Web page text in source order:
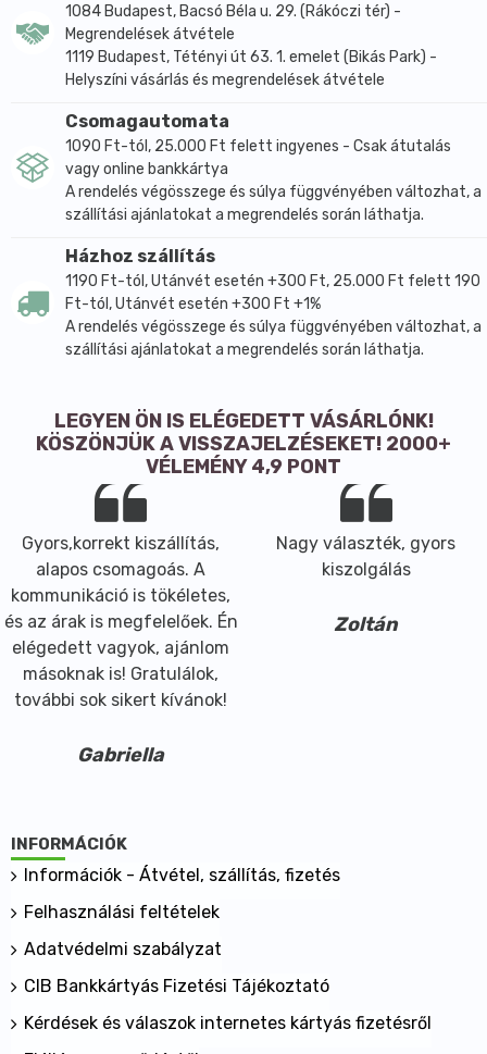
1084 Budapest, Bacsó Béla u. 29. (Rákóczi tér) -
Megrendelések átvétele
1119 Budapest, Tétényi út 63. 1. emelet (Bikás Park) -
Helyszíni vásárlás és megrendelések átvétele
Csomagautomata
1090 Ft-tól, 25.000 Ft felett ingyenes - Csak átutalás
vagy online bankkártya
A rendelés végösszege és súlya függvényében változhat, a
szállítási ajánlatokat a megrendelés során láthatja.
Házhoz szállítás
1190 Ft-tól, Utánvét esetén +300 Ft, 25.000 Ft felett 190
Ft-tól, Utánvét esetén +300 Ft +1%
A rendelés végösszege és súlya függvényében változhat, a
szállítási ajánlatokat a megrendelés során láthatja.
LEGYEN ÖN IS ELÉGEDETT VÁSÁRLÓNK!
KÖSZÖNJÜK A VISSZAJELZÉSEKET! 2000+
VÉLEMÉNY 4,9 PONT
Gyors,korrekt kiszállítás,
alapos csomagoás. A
kommunikáció is tökéletes,
és az árak is megfelelőek. Én
elégedett vagyok, ajánlom
másoknak is! Gratulálok,
további sok sikert kívánok!
Gabriella
Nagy választék, gyors
kiszolgálás
Zoltán
INFORMÁCIÓK
Információk - Átvétel, szállítás, fizetés
Felhasználási feltételek
Adatvédelmi szabályzat
CIB Bankkártyás Fizetési Tájékoztató
Kérdések és válaszok internetes kártyás fizetésről